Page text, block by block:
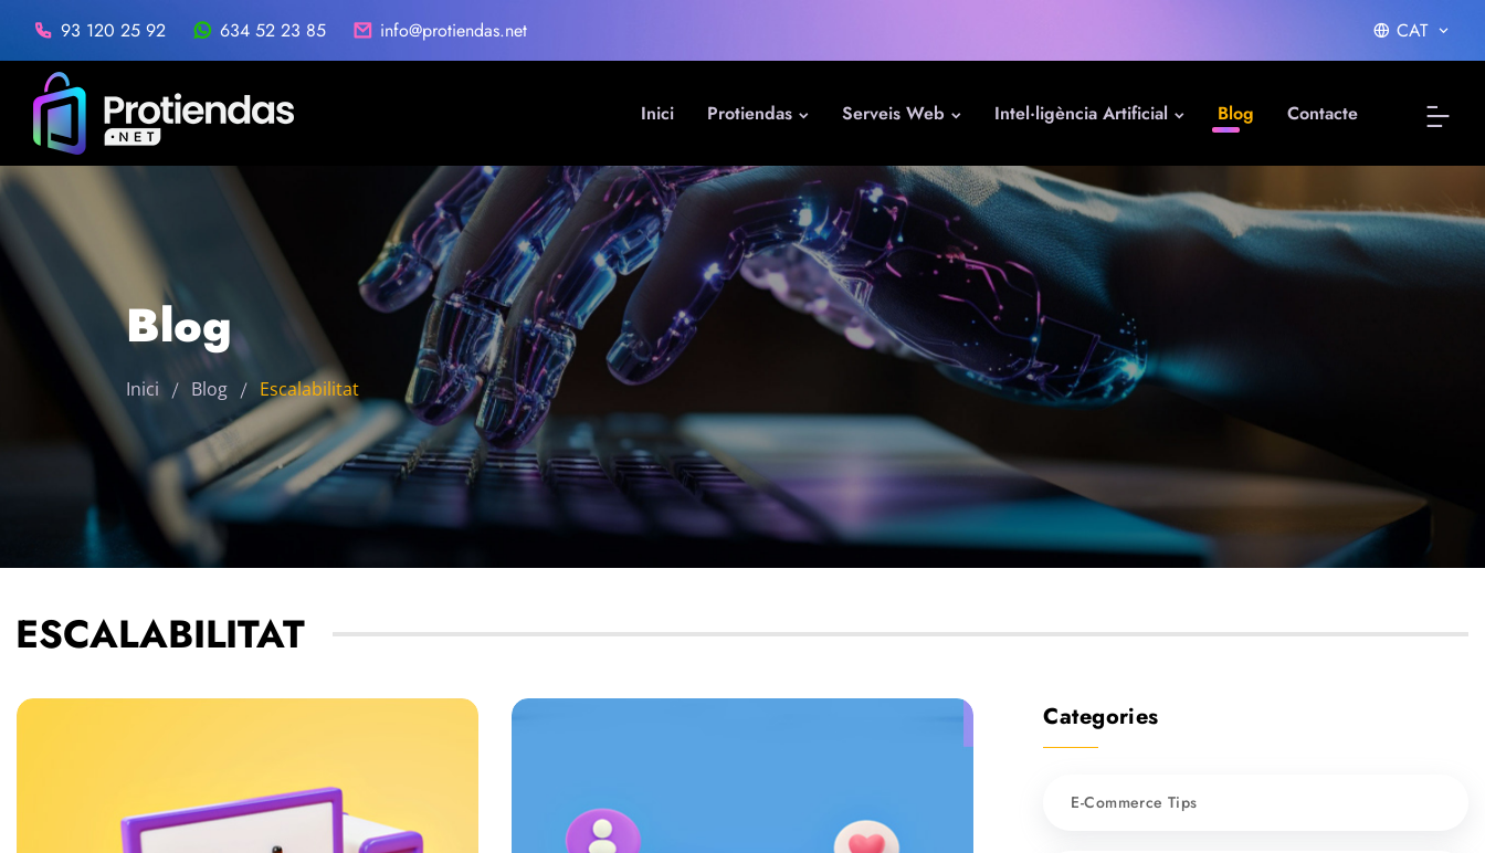
93 120 25 92 634 52 23 85 info@protiendas.net CAT
Inici Protiendas Serveis Web Intel·ligència Artificial Blog Contacte
Blog
Inici Blog Escalabilitat
ESCALABILITAT
Categories
E-Commerce Tips